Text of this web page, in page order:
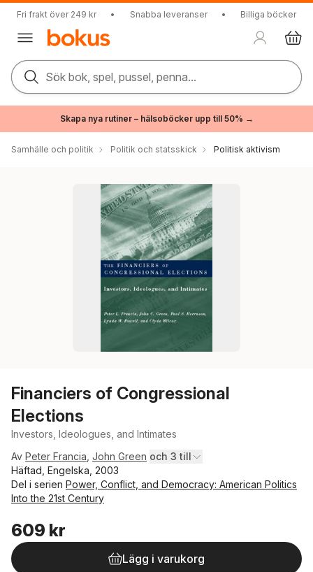
Fri frakt över 249 kr • Snabba leveranser • Billiga böcker
Sök bok, spel, pussel, penna...
Skapa nya rutiner – hälsoböcker upp till 50% →
Samhälle och politik Politik och statsskick Politisk aktivism
Financiers of Congressional
Elections
Investors, Ideologues, and Intimates
Av Peter Francia John Green och 3 till
Häftad, Engelska, 2003
Del i serien Power, Conflict, and Democracy: American Politics
Into the 21st Century
609 kr
Lägg i varukorg